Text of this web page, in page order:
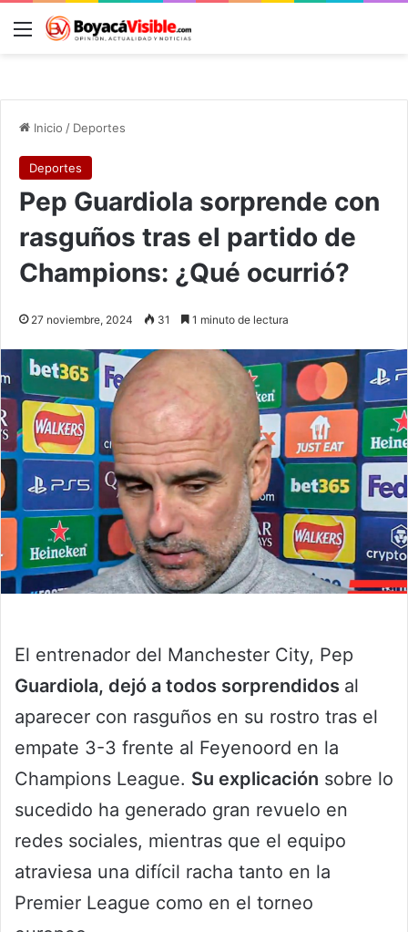
Menú
Inicio / Deportes
Deportes
Pep Guardiola sorprende con
rasguños tras el partido de
Champions: ¿Qué ocurrió?
27 noviembre, 2024 31 1 minuto de lectura
El entrenador del Manchester City, Pep
Guardiola, dejó a todos sorprendidos al
aparecer con rasguños en su rostro tras el
empate 3-3 frente al Feyenoord en la
Champions League. Su explicación sobre lo
sucedido ha generado gran revuelo en
redes sociales, mientras que el equipo
atraviesa una difícil racha tanto en la
Premier League como en el torneo